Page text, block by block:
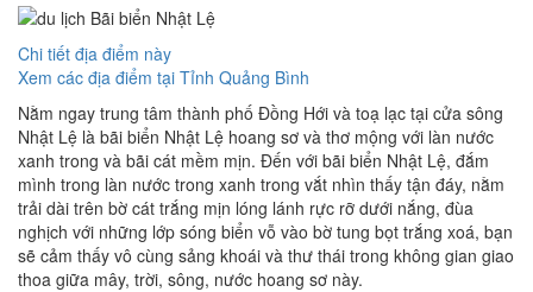
Chi tiết địa điểm này
Xem các địa điểm tại Tỉnh Quảng Bình
Nằm ngay trung tâm thành phố Đồng Hới và toạ lạc tại cửa sông
Nhật Lệ là bãi biển Nhật Lệ hoang sơ và thơ mộng với làn nước
xanh trong và bãi cát mềm mịn. Đến với bãi biển Nhật Lệ, đắm
mình trong làn nước trong xanh trong vắt nhìn thấy tận đáy, nằm
trải dài trên bờ cát trắng mịn lóng lánh rực rỡ dưới nắng, đùa
nghịch với những lớp sóng biển vỗ vào bờ tung bọt trắng xoá, bạn
sẽ cảm thấy vô cùng sảng khoái và thư thái trong không gian giao
thoa giữa mây, trời, sông, nước hoang sơ này.